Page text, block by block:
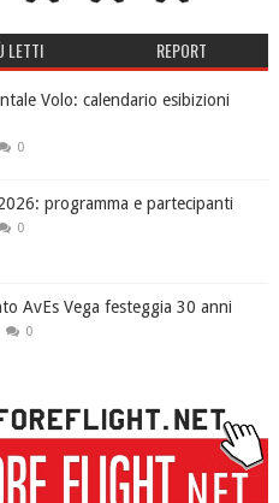
LETTI REPORT
Volo: calendario esibizioni
0
programma e partecipanti
0
AvEs Vega festeggia 30 anni
0